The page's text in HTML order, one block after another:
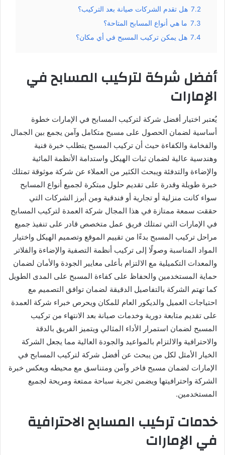
7.2 هل تقدم الشركات صيانة بعد التركيب؟
7.3 ما هي أنواع المسابح المتاحة؟
7.4 هل يمكن تركيب المسبح في أي مكان؟
أفضل شركة لتركيب المسابح في
الإمارات
يُعتبر اختيار أفضل شركة لتركيب المسابح في الإمارات خطوة
أساسية لضمان الحصول على مسبح متكامل وآمن يجمع بين الجمال
والفخامة والكفاءة حيث أن تركيب المسبح يتطلب خبرة فنية
وهندسية عالية لضمان ثبات الهيكل واستدامة الأنظمة المائية
والإضاءة والتدفئة ويبحث الكثير من العملاء عن شركة موثوقة تمتلك
خبرة طويلة وقدرة على تقديم حلول مبتكرة لجميع أنواع المسابح
سواء كانت منزلية أو تجارية أو فندقية ومن أبرز الشركات التي
حققت سمعة ممتازة في هذا المجال شركة العمدة لتركيب المسابح
في الإمارات التي تمتلك فريق عمل متخصص قادر على تنفيذ جميع
مراحل تركيب المسبح بدءًا من تقييم الموقع وتصميم الهيكل واختيار
المواد المناسبة وصولًا إلى تركيب أنظمة التصفية والإضاءة والفلاتر
والمعدات التكميلية مع الالتزام بأعلى معايير الجودة والأمان لضمان
حماية المستخدمين والحفاظ على كفاءة المسبح على المدى الطويل
كما تهتم الشركة بالتفاصيل الدقيقة لضمان توافق التصميم مع
احتياجات العميل والديكور العام للمكان ويحرص خبراء شركة العمدة
على تقديم متابعة دورية وخدمات صيانة بعد الانتهاء من تركيب
المسبح لضمان استمرار الأداء المثالي ويتميز الفريق بالدقة
والاحترافية والالتزام بالمواعيد والجودة العالية مما يجعل الشركة
الخيار الأمثل لكل من يبحث عن أفضل شركة لتركيب المسابح في
الإمارات لضمان مسبح فاخر وآمن ومتناسق مع محيطه ويعكس خبرة
الشركة واحترافيتها ويضمن تجربة سباحة ممتعة ومريحة لجميع
المستخدمين.
خدمات تركيب المسابح الاحترافية
في الإمارات